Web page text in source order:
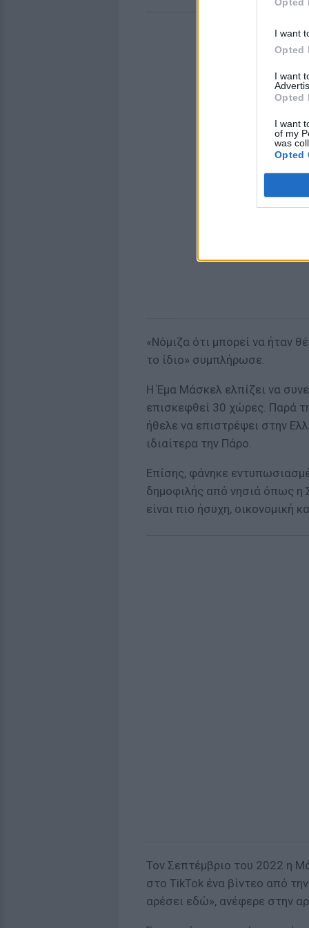
I want
Opted
I want
Opted
I want
of my
was
Opted
«Νόμιζα ότι μπορεί να ήταν
το ίδιο» συμπλήρωσε.
Η Έμα Μάσκελ ελπίζει να
επισκεφθεί 30 χώρες. Παρά
ήθελε να επιστρέψει στην
ιδιαίτερα την Πάρο.
Επίσης, φάνηκε
δημοφιλής από νησιά όπως η
είναι πιο ήσυχη, οικονομική
Τον Σεπτέμβριο του 2022 η
στο TikTok ένα βίντεο από
αρέσει εδώ», ανέφερε στην